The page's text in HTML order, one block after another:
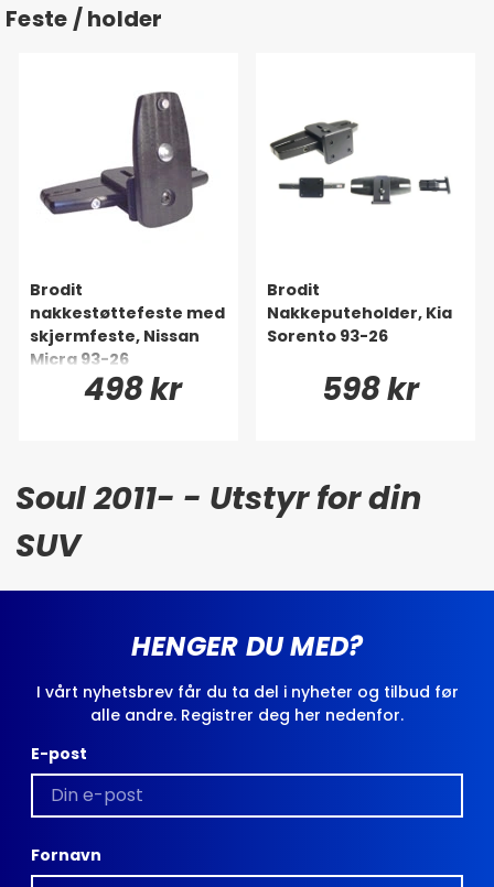
Feste / holder
Brodit
nakkestøttefeste med
skjermfeste, Nissan
Micra 93-26
498 kr
Brodit
Nakkeputeholder, Kia
Sorento 93-26
598 kr
Soul 2011- - Utstyr for din
SUV
HENGER DU MED?
I vårt nyhetsbrev får du ta del i nyheter og tilbud før
alle andre. Registrer deg her nedenfor.
E-post
Fornavn